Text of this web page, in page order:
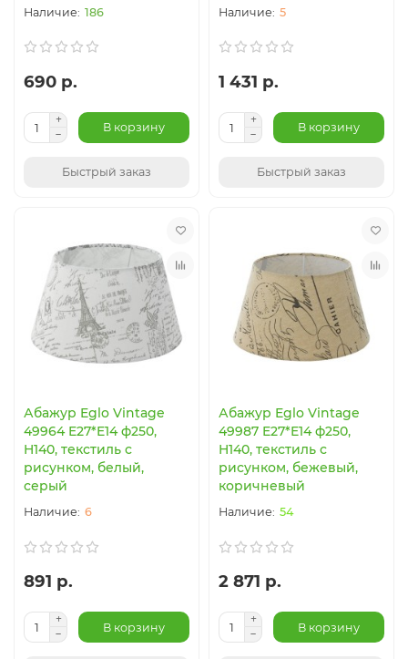
186
690 р.
В корзину
Быстрый заказ
5
1 431 р.
В корзину
Быстрый заказ
Абажур Eglo Vintage
49964 E27*E14 ф250,
H140, текстиль с
рисунком, белый,
серый
6
891 р.
В корзину
Абажур Eglo Vintage
49987 E27*E14 ф250,
H140, текстиль с
рисунком, бежевый,
коричневый
54
2 871 р.
В корзину